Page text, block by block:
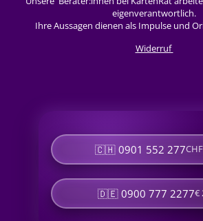
p
k
a
m
eigenverantwortlich.
Ihre Aussagen dienen als Impulse und
Widerruf
🇨🇭 0901 552 277
🇩🇪 0900 777 2277€